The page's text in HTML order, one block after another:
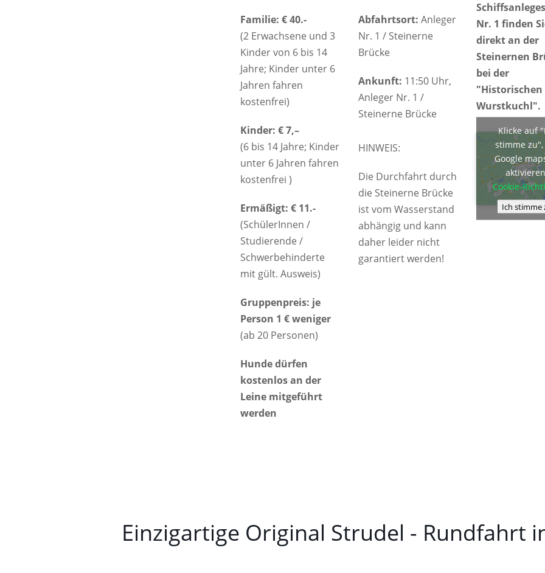
Familie: € 40.-
(2 Erwachsene und 3
Kinder von 6 bis 14
Jahre; Kinder unter 6
Jahren fahren
kostenfrei)
Kinder: € 7,–
(6 bis 14 Jahre; Kinder
unter 6 Jahren fahren
kostenfrei )
Ermäßigt: € 11.-
(SchülerInnen /
Studierende /
Schwerbehinderte
mit gült. Ausweis)
Gruppenpreis: je
Person 1 € weniger
(ab 20 Personen)
Hunde dürfen
kostenlos an der
Leine mitgeführt
werden
Abfahrtsort: Anleger
Nr. 1 / Steinerne
Brücke
Ankunft: 11:50 Uhr,
Anleger Nr. 1 /
Steinerne Brücke
HINWEIS:
Die Durchfahrt durch
die Steinerne Brücke
ist vom Wasserstand
abhängig und kann
daher leider nicht
garantiert werden!
Nr. 1 finden
direkt an der
Steinernen
bei der
"Historischen
Wurstkuchl".
Klicke auf
stimme
Google
Cookie-
Ich stimme
Einzigartige Original Strudel - Rundfahrt